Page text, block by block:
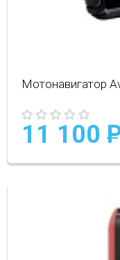
Мотонавигатор
11 100